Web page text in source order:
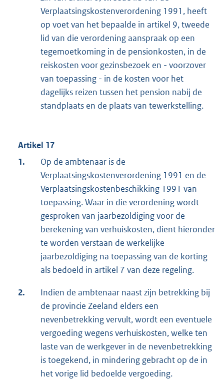
Verplaatsingskostenverordening 1991, heeft
op voet van het bepaalde in artikel 9, tweede
lid van die verordening aanspraak op een
tegemoetkoming in de pensionkosten, in de
reiskosten voor gezinsbezoek en - voorzover
van toepassing - in de kosten voor het
dagelijks reizen tussen het pension nabij de
standplaats en de plaats van tewerkstelling.
Artikel 17
1.
Op de ambtenaar is de
Verplaatsingskostenverordening 1991 en de
Verplaatsingskostenbeschikking 1991 van
toepassing. Waar in die verordening wordt
gesproken van jaarbezoldiging voor de
berekening van verhuiskosten, dient hieronder
te worden verstaan de werkelijke
jaarbezoldiging na toepassing van de korting
als bedoeld in artikel 7 van deze regeling.
2.
Indien de ambtenaar naast zijn betrekking bij
de provincie Zeeland elders een
nevenbetrekking vervult, wordt een eventuele
vergoeding wegens verhuiskosten, welke ten
laste van de werkgever in de nevenbetrekking
is toegekend, in mindering gebracht op de in
het vorige lid bedoelde vergoeding.